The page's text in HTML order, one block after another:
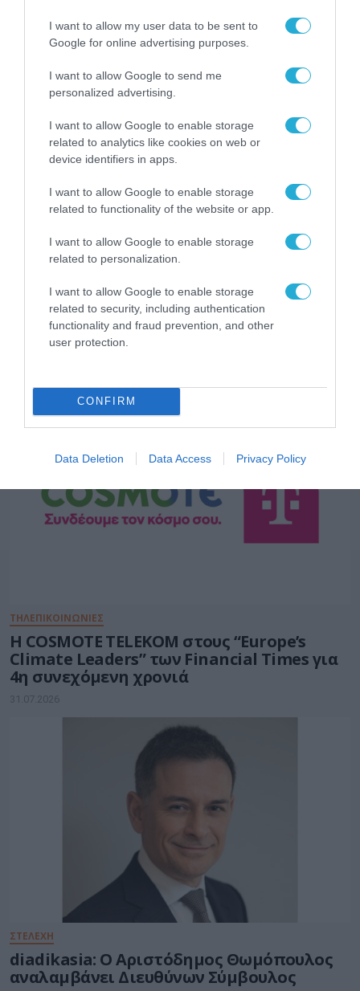
I want to allow my user data to be sent to
Google for online advertising purposes.
I want to allow Google to send me
personalized advertising.
I want to allow Google to enable storage
related to analytics like cookies on web or
device identifiers in apps.
I want to allow Google to enable storage
related to functionality of the website or app.
I want to allow Google to enable storage
related to personalization.
I want to allow Google to enable storage
related to security, including authentication
functionality and fraud prevention, and other
user protection.
CONFIRM
Data Deletion Data Access Privacy Policy
βαλίτσα του φετινού
καλοκαιριού έχει την
ΟΛΗ Η ΡΟΗ ΕΙΔΗΣΕΩΝ
ΤΗΛΕΠΙΚΟΙΝΩΝΙΕΣ
Η COSMOTE TELEKOM στους “Europe’s
Climate Leaders” των Financial Times για
4η συνεχόμενη χρονιά
31.07.2026
ΣΤΕΛΕΧΗ
diadikasia: Ο Αριστόδημος Θωμόπουλος
αναλαμβάνει Διευθύνων Σύμβουλος